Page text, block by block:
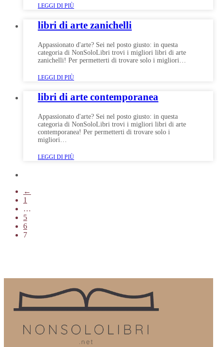
LEGGI DI PIÙ
libri di arte zanichelli
Appassionato d'arte? Sei nel posto giusto: in questa
categoria di NonSoloLibri trovi i migliori libri di arte
zanichelli! Per permetterti di trovare solo i migliori…
LEGGI DI PIÙ
libri di arte contemporanea
Appassionato d'arte? Sei nel posto giusto: in questa
categoria di NonSoloLibri trovi i migliori libri di arte
contemporanea! Per permetterti di trovare solo i
migliori…
LEGGI DI PIÙ
←
1
…
5
6
7